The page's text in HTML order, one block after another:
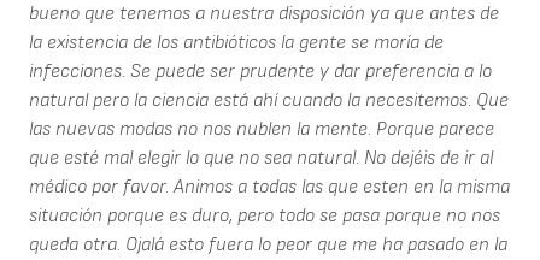
bueno que tenemos a nuestra disposición ya que antes de
la existencia de los antibióticos la gente se moría de
infecciones. Se puede ser prudente y dar preferencia a lo
natural pero la ciencia está ahí cuando la necesitemos. Que
las nuevas modas no nos nublen la mente. Porque parece
que esté mal elegir lo que no sea natural. No dejéis de ir al
médico por favor. Animos a todas las que esten en la misma
situación porque es duro, pero todo se pasa porque no nos
queda otra. Ojalá esto fuera lo peor que me ha pasado en la